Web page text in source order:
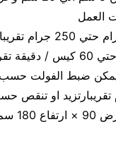
العمل